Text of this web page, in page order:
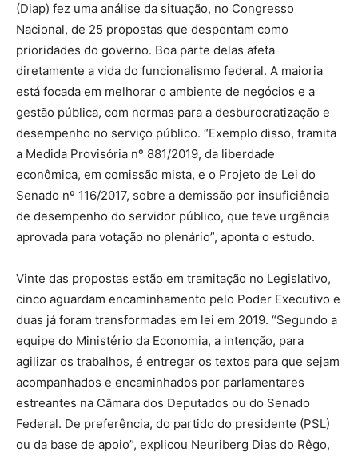
(Diap) fez uma análise da situação, no Congresso
Nacional, de 25 propostas que despontam como
prioridades do governo. Boa parte delas afeta
diretamente a vida do funcionalismo federal. A maioria
está focada em melhorar o ambiente de negócios e a
gestão pública, com normas para a desburocratização e
desempenho no serviço público. “Exemplo disso, tramita
a Medida Provisória nº 881/2019, da liberdade
econômica, em comissão mista, e o Projeto de Lei do
Senado nº 116/2017, sobre a demissão por insuficiência
de desempenho do servidor público, que teve urgência
aprovada para votação no plenário”, aponta o estudo.
Vinte das propostas estão em tramitação no Legislativo,
cinco aguardam encaminhamento pelo Poder Executivo e
duas já foram transformadas em lei em 2019. “Segundo a
equipe do Ministério da Economia, a intenção, para
agilizar os trabalhos, é entregar os textos para que sejam
acompanhados e encaminhados por parlamentares
estreantes na Câmara dos Deputados ou do Senado
Federal. De preferência, do partido do presidente (PSL)
ou da base de apoio”, explicou Neuriberg Dias do Rêgo,